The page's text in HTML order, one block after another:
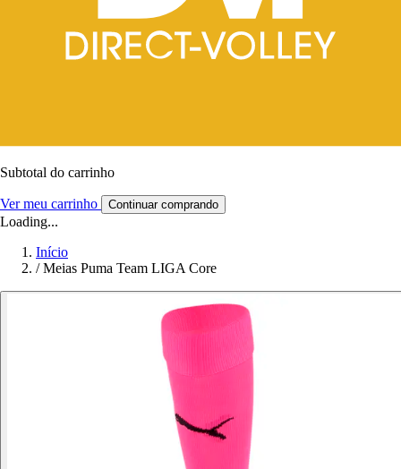
Subtotal do carrinho
Ver meu carrinho Continuar comprando
Loading...
Início
/ Meias Puma Team LIGA Core